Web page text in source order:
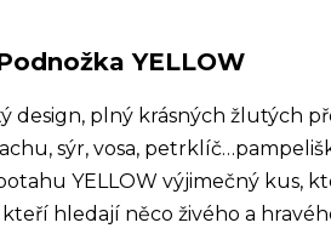
YELLOW
design, plný krásných žlutých
sýr, vosa,
YELLOW výjimečný kus,
hledají něco živého a